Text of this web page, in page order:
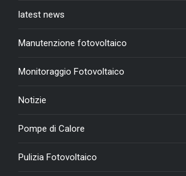
latest news
Manutenzione fotovoltaico
Monitoraggio Fotovoltaico
Notizie
Pompe di Calore
Pulizia Fotovoltaico